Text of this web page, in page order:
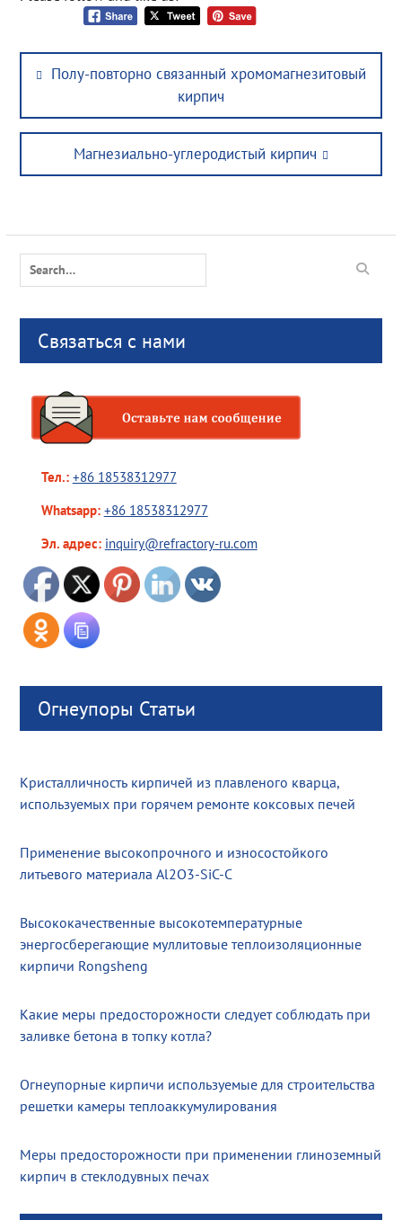
Post
navigation
Previous
Полу-повторно связанный хромомагнезитовый
кирпич
Next
post:
Магнезиально-углеродистый кирпич
Search
Связаться с нами
Тел.: +86 18538312977
Whatsapp: +86 18538312977
Эл. адрес: inquiry@refractory-ru.com
Огнеупоры Статьи
Кристалличность кирпичей из плавленого кварца,
используемых при горячем ремонте коксовых печей
Применение высокопрочного и износостойкого
литьевого материала Al2O3-SiC-C
Высококачественные высокотемпературные
энергосберегающие муллитовые теплоизоляционные
кирпичи Rongsheng
Какие меры предосторожности следует соблюдать при
заливке бетона в топку котла?
Огнеупорные кирпичи используемые для строительства
решетки камеры теплоаккумулирования
Меры предосторожности при применении глиноземный
кирпич в стеклодувных печах